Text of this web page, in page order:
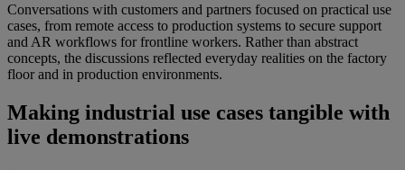
Conversations with customers and partners focused on practical use
cases, from remote access to production systems to secure support
and AR workflows for frontline workers. Rather than abstract
concepts, the discussions reflected everyday realities on the factory
floor and in production environments.
Making industrial use cases tangible with
live demonstrations